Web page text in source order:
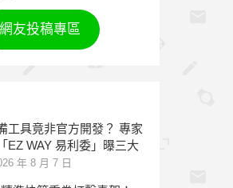
網友投稿專區
工具竟非官方開發？ 專家
EZ WAY 易利委」曝三大
年 8 月 7 日